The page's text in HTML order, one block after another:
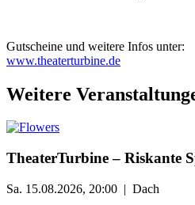
Gutscheine und weitere Infos unter:
www.theaterturbine.de
Weitere
TheaterTurbine – Riskante
Sa. 15.08.2026, 20:00 | Dach